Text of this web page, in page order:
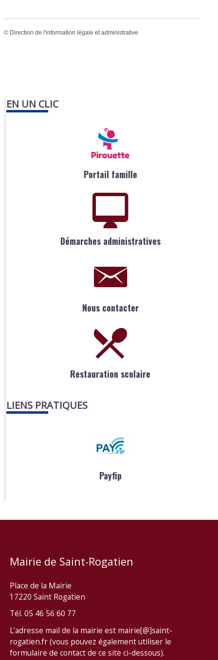
© Direction de l'information légale et administrative
EN UN CLIC
Portail famille
Démarches administratives
Nous contacter
Restauration scolaire
LIENS PRATIQUES
Payfip
Mairie de Saint-Rogatien
Place de la Mairie
17220 Saint Rogatien
Tél. 05 46 56 60 77
L’adresse mail de la mairie est mairie[@]saint-
rogatien.fr (vous pouvez également utiliser le
formulaire de contact de ce site ci-dessous).